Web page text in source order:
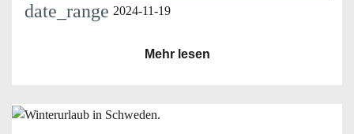
date_range 2024-11-19
Mehr lesen